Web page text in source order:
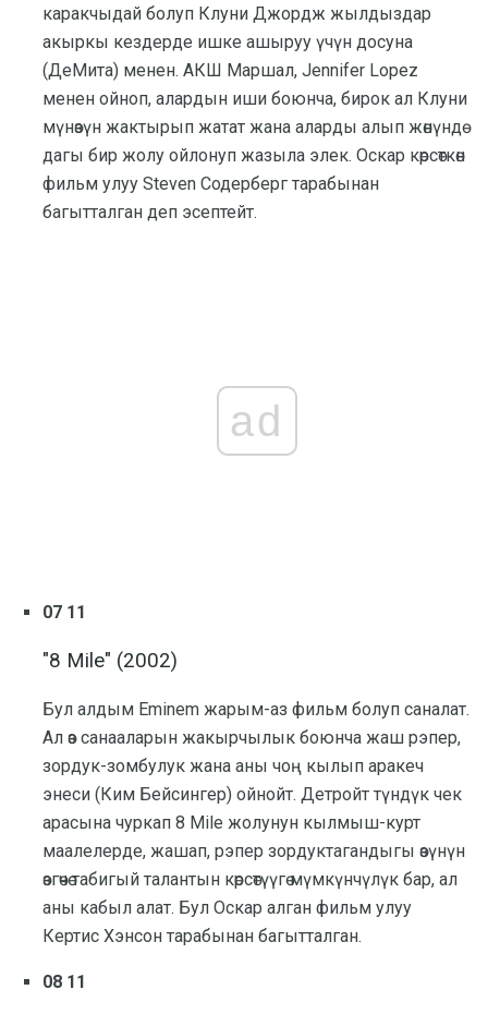
каракчыдай болуп Клуни Джордж жылдыздар
акыркы кездерде ишке ашыруу үчүн досуна
(ДеМита) менен. АКШ Маршал, Jennifer Lopez
менен ойноп, алардын иши боюнча, бирок ал Клуни
мүнөзүн жактырып жатат жана аларды алып жөнүндө
дагы бир жолу ойлонуп жазыла элек. Оскар көрсөткөн
фильм улуу Steven Содерберг тарабынан
багытталган деп эсептейт.
ad
07 11
"8 Mile" (2002)
Бул алдым Eminem жарым-аз фильм болуп саналат.
Ал өз санааларын жакырчылык боюнча жаш рэпер,
зордук-зомбулук жана аны чоң кылып аракеч
энеси (Ким Бейсингер) ойнойт. Детройт түндүк чек
арасына чуркап 8 Mile жолунун кылмыш-курт
маалелерде, жашап, рэпер зордуктагандыгы өзүнүн
өзгөчө табигый талантын көрсөтүүгө мүмкүнчүлүк бар, ал
аны кабыл алат. Бул Оскар алган фильм улуу
Кертис Хэнсон тарабынан багытталган.
08 11